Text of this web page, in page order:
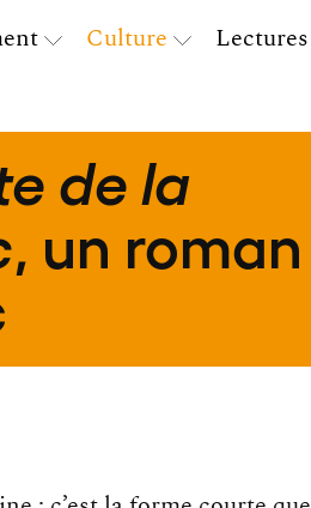
Culture Lectures
de la
, un roman